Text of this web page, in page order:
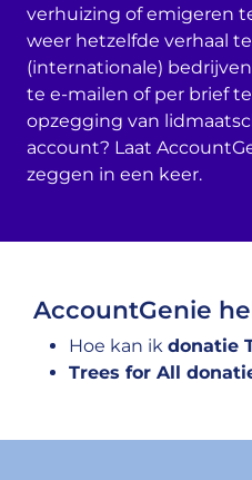
verhuizing of emigeren
weer hetzelfde verhaal
(internationale)
te e-mailen of per brief
opzegging van
account? Laat
zeggen in een keer.
AccountGenie
Hoe kan ik donatie
Trees for All